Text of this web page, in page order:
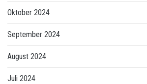
Oktober 2024
September 2024
August 2024
Juli 2024